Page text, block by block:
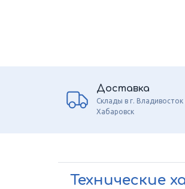
Доставка
Склады в г. Владивосток
Хабаровск
Технические